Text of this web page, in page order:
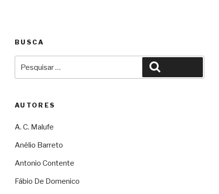
BUSCA
por:
AUTORES
A. C. Malufe
Anélio Barreto
Antonio Contente
Fábio De Domenico